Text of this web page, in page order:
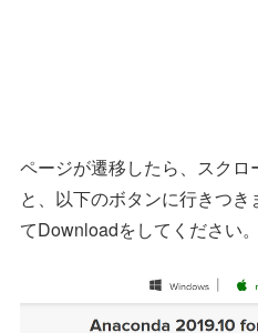
ページが遷移したら、スクロ
と、以下のボタンに行きつ
てDownloadをしてください。